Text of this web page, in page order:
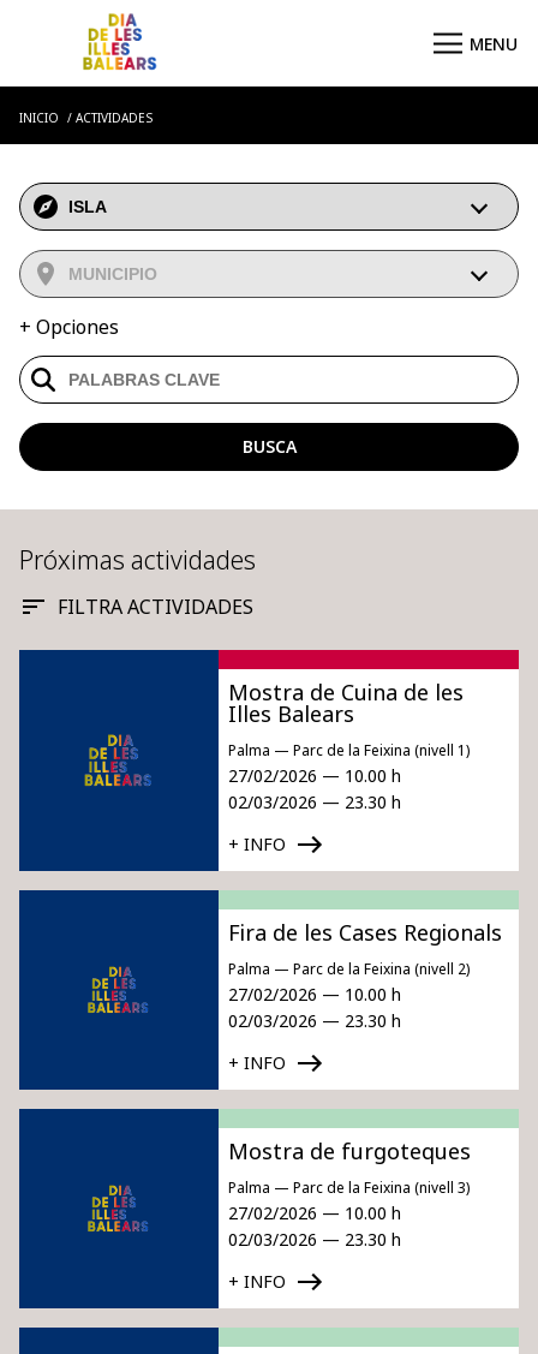
INICIO ACTIVIDADES
+ Opciones
BUSCA
Próximas actividades
FILTRA ACTIVIDADES
Mostra de Cuina de les
Illes Balears
Palma — Parc de la Feixina (nivell 1)
27/02/2026 — 10.00 h
02/03/2026 — 23.30 h
+ INFO
Fira de les Cases Regionals
Palma — Parc de la Feixina (nivell 2)
27/02/2026 — 10.00 h
02/03/2026 — 23.30 h
+ INFO
Mostra de furgoteques
Palma — Parc de la Feixina (nivell 3)
27/02/2026 — 10.00 h
02/03/2026 — 23.30 h
+ INFO